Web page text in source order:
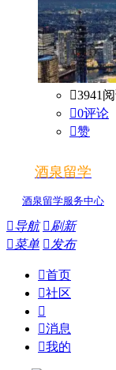
3941
0评论
赞
酒泉留学
酒泉留学服务中心
导航 刷新
菜单 发布
首页
社区

消息
我的